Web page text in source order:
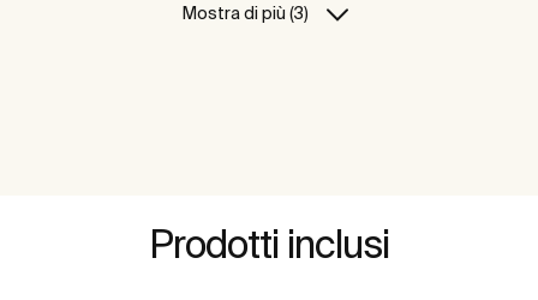
Mostra di più (3)
Prodotti inclusi